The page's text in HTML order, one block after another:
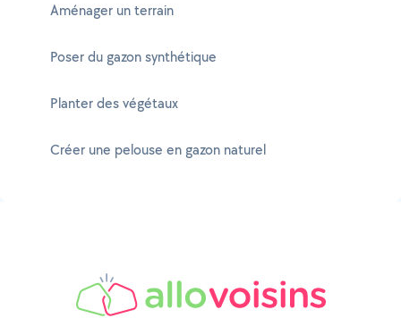
Aménager un terrain
Poser du gazon synthétique
Planter des végétaux
Créer une pelouse en gazon naturel